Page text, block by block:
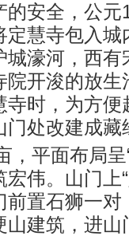
安全，公
慧寺包入
濠河，西
开浚的放生
时，为方
门处改建成藏
，平面布局
伟。山门上
置石狮一
建筑，进